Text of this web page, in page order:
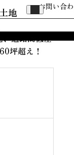
お問い合
地
道路高低差
坪超え！